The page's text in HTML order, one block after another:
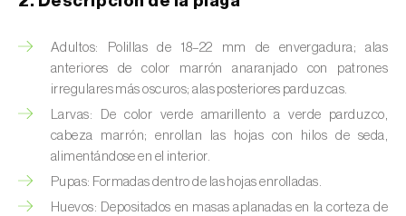
fusca )
Barrenador del té (
Euwallacea fornicatus, E.
fornicatior, E. perbrevis e E. kuroshio)
Barrenador del tomate (Neoleucinodes
elegantalis)
Barrenillo del almendro (Scolytus amygdali)
Adultos: Polillas de 18–22 mm de envergadura; alas
anteriores de color marrón anaranjado con patrones
irregulares más oscuros; alas posteriores parduzcas.
Larvas: De color verde amarillento a verde parduzco,
cabeza marrón; enrollan las hojas con hilos de seda,
alimentándose en el interior.
Pupas: Formadas dentro de las hojas enrolladas.
Huevos: Depositados en masas aplanadas en la corteza de